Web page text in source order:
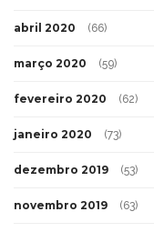
abril 2020 (66)
março 2020 (59)
fevereiro 2020 (62)
janeiro 2020 (73)
dezembro 2019 (53)
novembro 2019 (63)